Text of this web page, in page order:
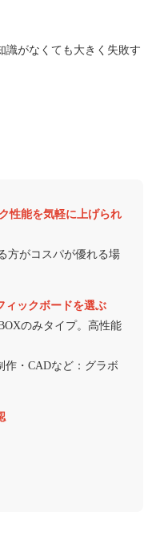
識がなくても大きく失敗す
性能を気軽に上げられ
方がコスパが優れる場
ィックボードを選ぶ
のみタイプ。高性能
・CADなど：グラボ